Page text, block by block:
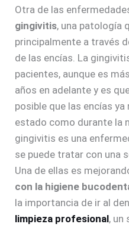
Otra de las
gingivitis, una patología
principalmente a través
de las encías. La
pacientes, aunque es
años en adelante y es
posible que las encías
estado como durante la
gingivitis es una
se puede tratar con una
Una de ellas es
con la higiene
la importancia de ir al
limpieza profesional, un